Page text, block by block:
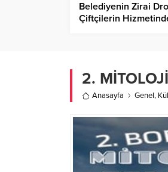
Belediyenin Zirai
Çiftçilerin
2.
Anasayfa Genel,